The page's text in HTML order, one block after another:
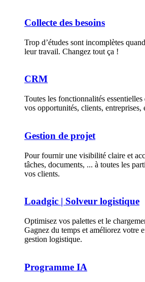
Collecte des besoins
Trop d’études sont incomplètes
leur travail. Changez tout ça !
CRM
Toutes les fonctionnalités
vos opportunités, clients, entreprises,
Gestion de projet
Pour fournir une visibilité claire et
tâches, documents, ... à toutes les
vos clients.
Loadgic | Solveur logistique
Optimisez vos palettes et le
Gagnez du temps et améliorez votre
gestion logistique.
Programme IA